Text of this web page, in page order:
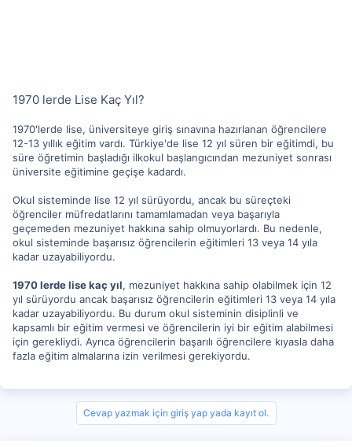
1970 lerde Lise Kaç Yıl?
1970'lerde lise, üniversiteye giriş sınavına hazırlanan öğrencilere
12-13 yıllık eğitim vardı. Türkiye'de lise 12 yıl süren bir eğitimdi, bu
süre öğretimin başladığı ilkokul başlangıcından mezuniyet sonrası
üniversite eğitimine geçişe kadardı.
Okul sisteminde lise 12 yıl sürüyordu, ancak bu süreçteki
öğrenciler müfredatlarını tamamlamadan veya başarıyla
geçemeden mezuniyet hakkına sahip olmuyorlardı. Bu nedenle,
okul sisteminde başarısız öğrencilerin eğitimleri 13 veya 14 yıla
kadar uzayabiliyordu.
1970 lerde lise kaç yıl, mezuniyet hakkına sahip olabilmek için 12
yıl sürüyordu ancak başarısız öğrencilerin eğitimleri 13 veya 14 yıla
kadar uzayabiliyordu. Bu durum okul sisteminin disiplinli ve
kapsamlı bir eğitim vermesi ve öğrencilerin iyi bir eğitim alabilmesi
için gerekliydi. Ayrıca öğrencilerin başarılı öğrencilere kıyasla daha
fazla eğitim almalarına izin verilmesi gerekiyordu.
Cevap yazmak için giriş yap yada kayıt ol.